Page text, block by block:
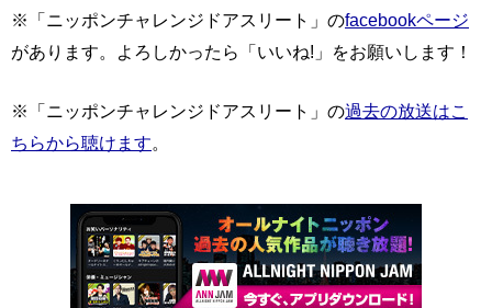
※「ニッポンチャレンジドアスリート」のfacebookページ
があります。よろしかったら「いいね!」をお願いします！
※「ニッポンチャレンジドアスリート」の過去の放送はこ
ちらから聴けます。